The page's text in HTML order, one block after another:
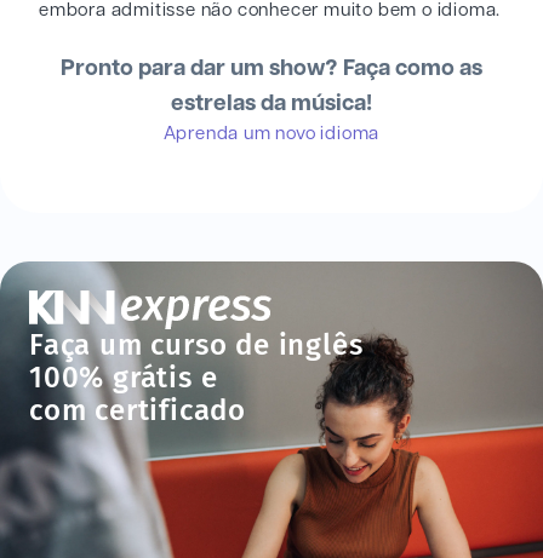
Faça um curso de inglês
100% grátis e
com certificado
embora admitisse não conhecer muito bem o idioma.
Pronto para dar um show? Faça como as
estrelas da música!
Aprenda um novo idioma